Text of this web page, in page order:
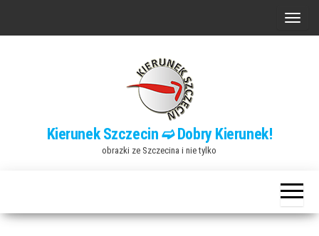
P
n
a
w
Kierunek Szczecin ➫ Dobry Kierunek!
obrazki ze Szczecina i nie tylko